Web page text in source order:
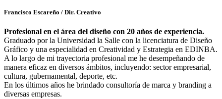
Francisco Escareño / Dir. Creativo
Profesional en el área del diseño con 20 años de experiencia.
Graduado por la Universidad la Salle con la licenciatura de Diseño
Gráfico y una especialidad en Creatividad y Estrategia en EDINBA.
A lo largo de mi trayectoria profesional me he desempeñando de
manera eficaz en diversos ámbitos, incluyendo: sector empresarial,
cultura, gubernamental, deporte, etc.
En los últimos años he brindado consultoría de marca y branding a
diversas empresas.